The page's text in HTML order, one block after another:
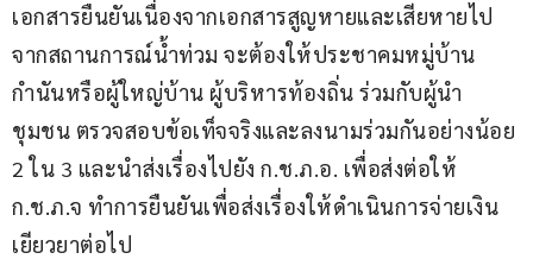
เอกสารยืนยันเนื่องจากเอกสารสูญหายและเสียหายไป
จากสถานการณ์น้ำท่วม จะต้องให้ประชาคมหมู่บ้าน
กำนันหรือผู้ใหญ่บ้าน ผู้บริหารท้องถิ่น ร่วมกับผู้นำ
ชุมชน ตรวจสอบข้อเท็จจริงและลงนามร่วมกันอย่างน้อย
2 ใน 3 และนำส่งเรื่องไปยัง ก.ช.ภ.อ. เพื่อส่งต่อให้
ก.ช.ภ.จ ทำการยืนยันเพื่อส่งเรื่องให้ดำเนินการจ่ายเงิน
เยียวยาต่อไป